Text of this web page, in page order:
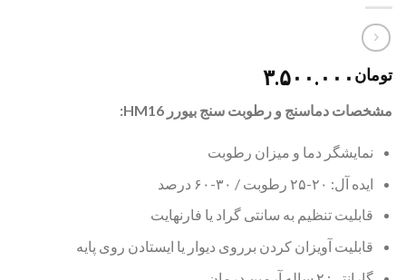
تومان ۳.۵۰۰.۰۰۰
مشخصات دماسنج و رطوبت سنج بیورر HM16:
نمایشگر دما و میزان رطوبت
ایده آل: ۲۰-۲۵ رطوبت / ۳۰-۶۰ درصد
قابلیت تنظیم به سانتی گراد یا فارنهایت
قابلیت آویزان کردن برروی دیوار یا ایستادن روی پایه